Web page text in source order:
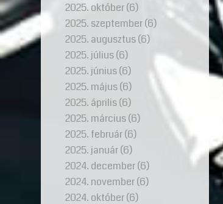
2025. október(6)
2025. szeptember(6)
2025. augusztus(6)
2025. július(6)
2025. június(6)
2025. május(6)
2025. április(6)
2025. március(6)
2025. február(6)
2025. január(6)
2024. december(6)
2024. november(6)
2024. október(6)